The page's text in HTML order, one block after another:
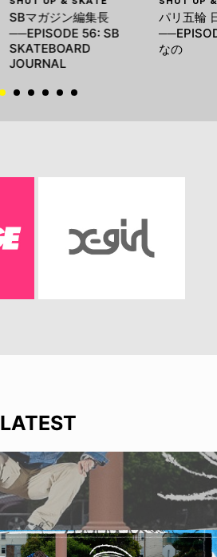
SBマガジン編集長
──EPISODE 56: SB
SKATEBOARD
JOURNAL
パリ五輪
なの
LATEST